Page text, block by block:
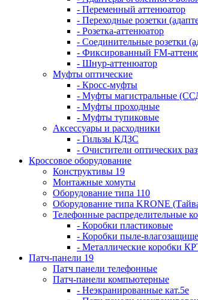
- Переменный аттенюатор
- Переходные розетки
- Розетка-аттенюатор
- Соединительные розетки
- Фиксированный FM-
- Шнур-аттенюатор
Муфты оптические
- Кросс-муфты
- Муфты магистральные
- Муфты проходные
- Муфты тупиковые
Аксессуары и расходники
- Гильзы КДЗС
- Очистители оптических
Кроссовое оборудование
Конструктивы 19
Монтажные хомуты
Оборудование типа 110
Оборудование типа KRONE
Телефонные распределительные
- Коробки пластиковые
- Коробки пыле-
- Металлические коробки
Патч-панели 19
Патч панели телефонные
Патч-панели компьютерные
- Неэкранированные кат.5е